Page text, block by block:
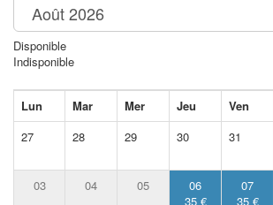
Disponible
Indisponible
Lun Mar Mer Jeu Ven
27
28 29 30 31
03 04 05
06
35 €
07
35 €